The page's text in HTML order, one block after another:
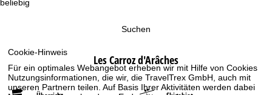
Cookie-Hinweis
Für ein optimales Webangebot erheben wir mit Hilfe von Cookies
Nutzungsinformationen, die wir, die TravelTrex GmbH, auch mit
unseren Partnern teilen. Auf Basis Ihrer Aktivitäten werden dabei
beliebig
Suchen
Les Carroz d'Arâches